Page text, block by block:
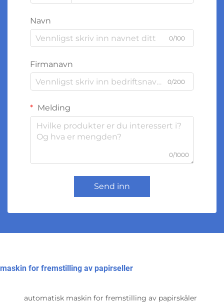
Navn
0/100
Firmanavn
0/200
Melding
0/1000
Send inn
maskin for fremstilling av papirseller
automatisk maskin for fremstilling av papirskåler